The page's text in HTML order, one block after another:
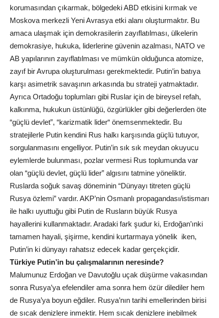
korumasından çıkarmak, bölgedeki ABD etkisini kırmak ve
Moskova merkezli Yeni Avrasya etki alanı oluşturmaktır. Bu
amaca ulaşmak için demokrasilerin zayıflatılması, ülkelerin
demokrasiye, hukuka, liderlerine güvenin azalması, NATO ve
AB yapılarının zayıflatılması ve mümkün olduğunca atomize,
zayıf bir Avrupa oluşturulması gerekmektedir. Putin’in batıya
karşı asimetrik savaşının arkasında bu strateji yatmaktadır.
Ayrıca Ortadoğu toplumları gibi Ruslar için de bireysel refah,
kalkınma, hukukun üstünlüğü, özgürlükler gibi değerlerden öte
“güçlü devlet”, “karizmatik lider“ önemsenmektedir. Bu
stratejilerle Putin kendini Rus halkı karşısında güçlü tutuyor,
sorgulanmasını engelliyor. Putin’in sık sık meydan okuyucu
eylemlerde bulunması, pozlar vermesi Rus toplumunda var
olan “güçlü devlet, güçlü lider” algısını tatmine yöneliktir.
Ruslarda soğuk savaş döneminin “Dünyayı titreten güçlü
Rusya özlemi” vardır. AKP’nin Osmanlı propagandası/istismarı
ile halkı uyuttuğu gibi Putin de Rusların büyük Rusya
hayallerini kullanmaktadır. Aradaki fark şudur ki, Erdoğan’ınki
tamamen hayali, şişirme, kendini kurtarmaya yönelik iken,
Putin’in ki dünyayı rahatsız edecek kadar gerçekçidir.
Türkiye Putin’in bu çalışmalarının neresinde?
Malumunuz Erdoğan ve Davutoğlu uçak düşürme vakasından
sonra Rusya’ya efelendiler ama sonra hem özür dilediler hem
de Rusya’ya boyun eğdiler. Rusya’nın tarihi emellerinden birisi
de sıcak denizlere inmektir. Hem sıcak denizlere inebilmek